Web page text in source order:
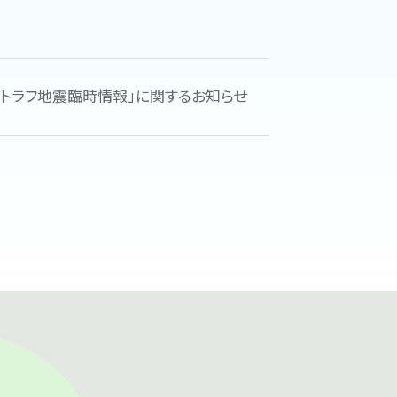
ラフ地震臨時情報」に関するお知らせ